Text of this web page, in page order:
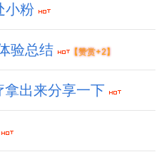
小粉
验总结 【赞赏+2】
拿出来分享一下